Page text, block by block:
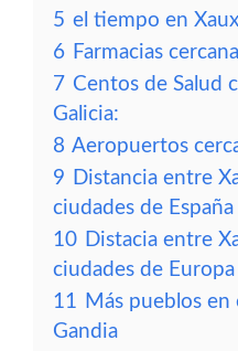
5 el tiempo en
6 Farmacias
7 Centos de Salud
Galicia:
8 Aeropuertos
9 Distancia entre
ciudades de España
10 Distacia entre
ciudades de Europa
11 Más pueblos
Gandia